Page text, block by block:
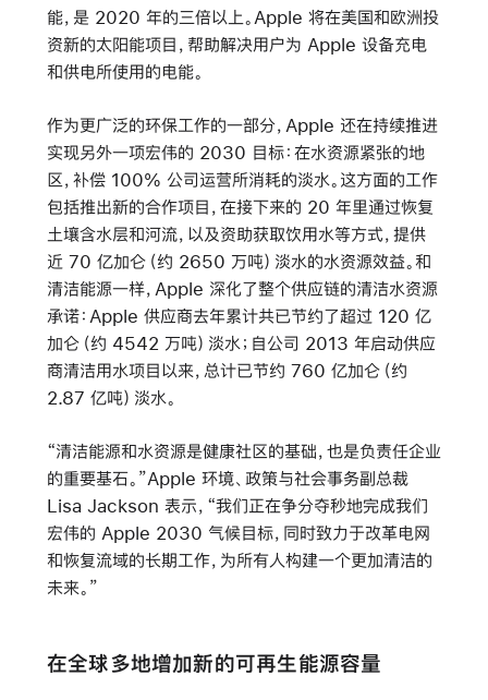
能，是 2020 年的三倍以上。Apple 将在美国和欧洲投
资新的太阳能项目，帮助解决用户为 Apple 设备充电
和供电所使用的电能。
作为更广泛的环保工作的一部分，Apple 还在持续推进
实现另外一项宏伟的 2030 目标：在水资源紧张的地
区，补偿 100% 公司运营所消耗的淡水。这方面的工作
包括推出新的合作项目，在接下来的 20 年里通过恢复
土壤含水层和河流，以及资助获取饮用水等方式，提供
近 70 亿加仑（约 2650 万吨）淡水的水资源效益。和
清洁能源一样，Apple 深化了整个供应链的清洁水资源
承诺：Apple 供应商去年累计共已节约了超过 120 亿
加仑（约 4542 万吨）淡水；自公司 2013 年启动供应
商清洁用水项目以来，总计已节约 760 亿加仑（约
2.87 亿吨）淡水。
“清洁能源和水资源是健康社区的基础，也是负责任企业
的重要基石。”Apple 环境、政策与社会事务副总裁
Lisa Jackson 表示，“我们正在争分夺秒地完成我们
宏伟的 Apple 2030 气候目标，同时致力于改革电网
和恢复流域的长期工作，为所有人构建一个更加清洁的
未来。”
在全球多地增加新的可再生能源容量